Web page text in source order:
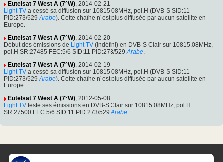
Eutelsat 7 West A (7°W), 2014-02-21
Light TV a cessé sa diffusion sur 10815.08MHz, pol.H (DVB-S SID:11
PID:273/529 Arabe). Cette chaîne n´est plus diffusée par aucun satellite en
Europe.
Eutelsat 7 West A (7°W), 2014-02-20
Début des émissions de Light TV (indéfini) en DVB-S Clair sur 10815.08MHz,
pol.H SR:27485 FEC:5/6 SID:11 PID:273/529 Arabe.
Eutelsat 7 West A (7°W), 2014-02-19
Light TV a cessé sa diffusion sur 10815.08MHz, pol.H (DVB-S SID:11
PID:273/529 Arabe). Cette chaîne n´est plus diffusée par aucun satellite en
Europe.
Eutelsat 7 West A (7°W), 2012-05-08
Light TV teste ses émissions en DVB-S Clair sur 10815.08MHz, pol.H
SR:27500 FEC:5/6 SID:11 PID:273/529 Arabe.